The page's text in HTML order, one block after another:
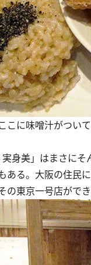
こに味噌汁がつい
実身美」はまさに
ある。大阪の住民
東京一号店ができ